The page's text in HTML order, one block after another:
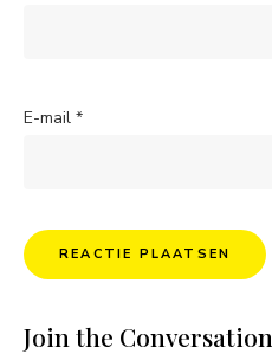
E-mail *
Join the Conversation